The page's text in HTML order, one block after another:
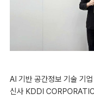
AI 기반 공간정보 기술 기
신사 KDDI